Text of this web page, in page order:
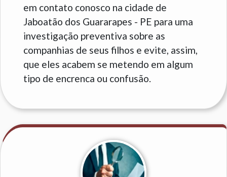
em contato conosco na cidade de
Jaboatão dos Guararapes - PE para uma
investigação preventiva sobre as
companhias de seus filhos e evite, assim,
que eles acabem se metendo em algum
tipo de encrenca ou confusão.